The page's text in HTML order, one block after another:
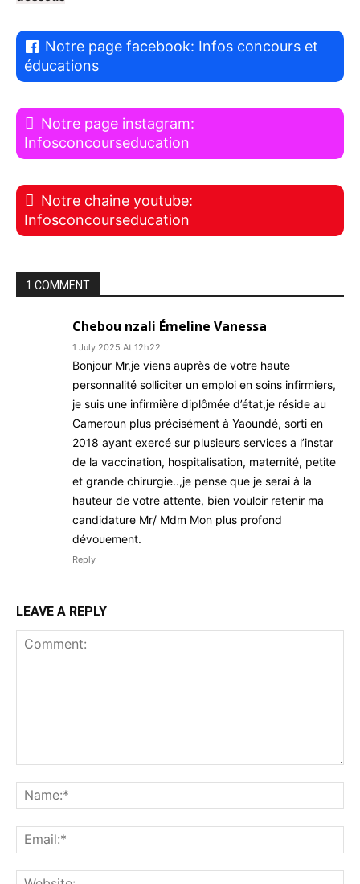
Notre page facebook: Infos concours et
éducations
Notre page instagram:
Infosconcourseducation
Notre chaine youtube:
Infosconcourseducation
1 COMMENT
Chebou nzali Émeline Vanessa
1 July 2025 At 12h22
Bonjour Mr,je viens auprès de votre haute
personnalité solliciter un emploi en soins infirmiers,
je suis une infirmière diplômée d’état,je réside au
Cameroun plus précisément à Yaoundé, sorti en
2018 ayant exercé sur plusieurs services a l’instar
de la vaccination, hospitalisation, maternité, petite
et grande chirurgie..,je pense que je serai à la
hauteur de votre attente, bien vouloir retenir ma
candidature Mr/ Mdm Mon plus profond
dévouement.
Reply
LEAVE A REPLY